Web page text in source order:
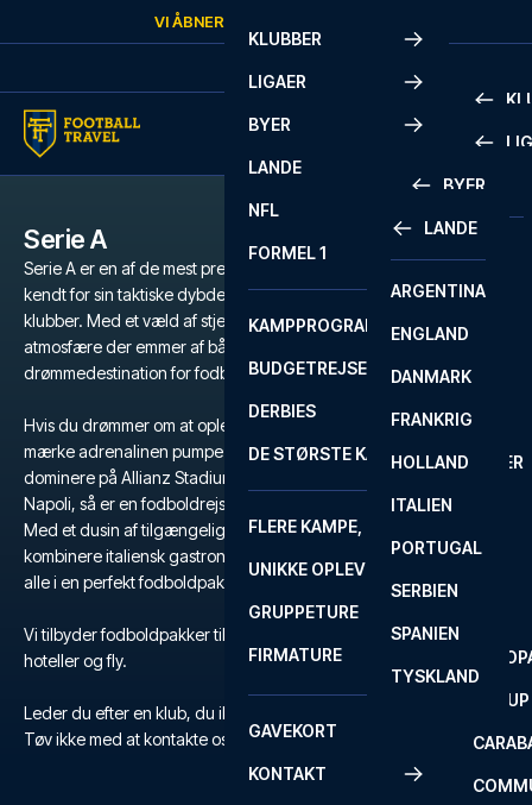
VI ÅBNER IGEN
KLUBBER
LIGAER
SERIE A
FA CUP
BYER
BYER
LISSABON
LIVERPOOL
LONDON
MADRID
MANCHESTER
MILANO
ROM
SEVILLA
LANDE
LANDE
ARGENTINA
ENGLAND
DANMARK
FRANKRIG
HOLLAND
ITALIEN
PORTUGAL
SERBIEN
SPANIEN
TYSKLAND
NFL
FORMEL 1
KAMPPROGRAM
BUDGETREJSER
DERBIES
DE STØRSTE KAMPE
FLERE KAMPE, ÉN TUR
UNIKKE OPLEVELSER
GRUPPETURE
FIRMATURE
GAVEKORT
KONTAKT
Serie A
Serie A er en af de mest prestigefyldte fodboldligaer i verden,
kendt for sin taktiske dybde, passionerede fans og ikoniske
klubber. Med et væld af stjerner, historiske rivalopgør og en
atmosfære der emmer af både historie og intensitet, er Serie A en
drømmedestination for fodboldfans verden over.
Hvis du drømmer om at opleve den unikke stemning på San Siro,
mærke adrenalinen pumpe på Stadio Olimpico, se Juventus
dominere på Allianz Stadium eller gå i Maradonas fodspor i
Napoli, så er en fodboldrejse til Serie A den ultimative oplevelse.
Med et dusin af tilgængelige klubber, har du mulighed for at
kombinere italiensk gastronomi og kultur med sporten over dem
alle i en perfekt fodboldpakke til Serie A.
Vi tilbyder fodboldpakker til Serie A med billetter, udvalgte
hoteller og fly.
Leder du efter en klub, du ikke kan finde?
Tøv ikke med at kontakte os
hereller på+45 72 10 83 03